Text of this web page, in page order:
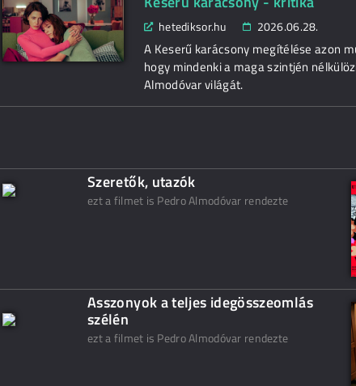
hetediksor.hu 2026.06.28.
A Keserű karácsony megítélése azon
hogy mindenki a maga szintjén
Almodóvar világát.
Szeretők, utazók
ezt a filmet is Pedro Almodóvar rendezte
Asszonyok a teljes idegösszeomlás
szélén
ezt a filmet is Pedro Almodóvar rendezte